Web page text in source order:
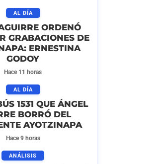
AL DÍA
ORDENÓ
GRABACIONES DE
ERNESTINA
GODOY
Hace 11 horas
AL DÍA
1531 QUE ÁNGEL
BORRÓ DEL
AYOTZINAPA
Hace 9 horas
ANÁLISIS